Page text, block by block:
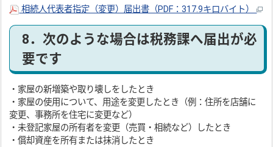
相続人代表者指定（変更）届出書（PDF：317.9キロバイト）
8．次のような場合は税務課へ届出が必
要です
・家屋の新増築や取り壊しをしたとき
・家屋の使用について、用途を変更したとき（例：住所を店舗に
変更、事務所を住宅に変更など）
・未登記家屋の所有者を変更（売買・相続など）したとき
・償却資産を所有または抹消したとき